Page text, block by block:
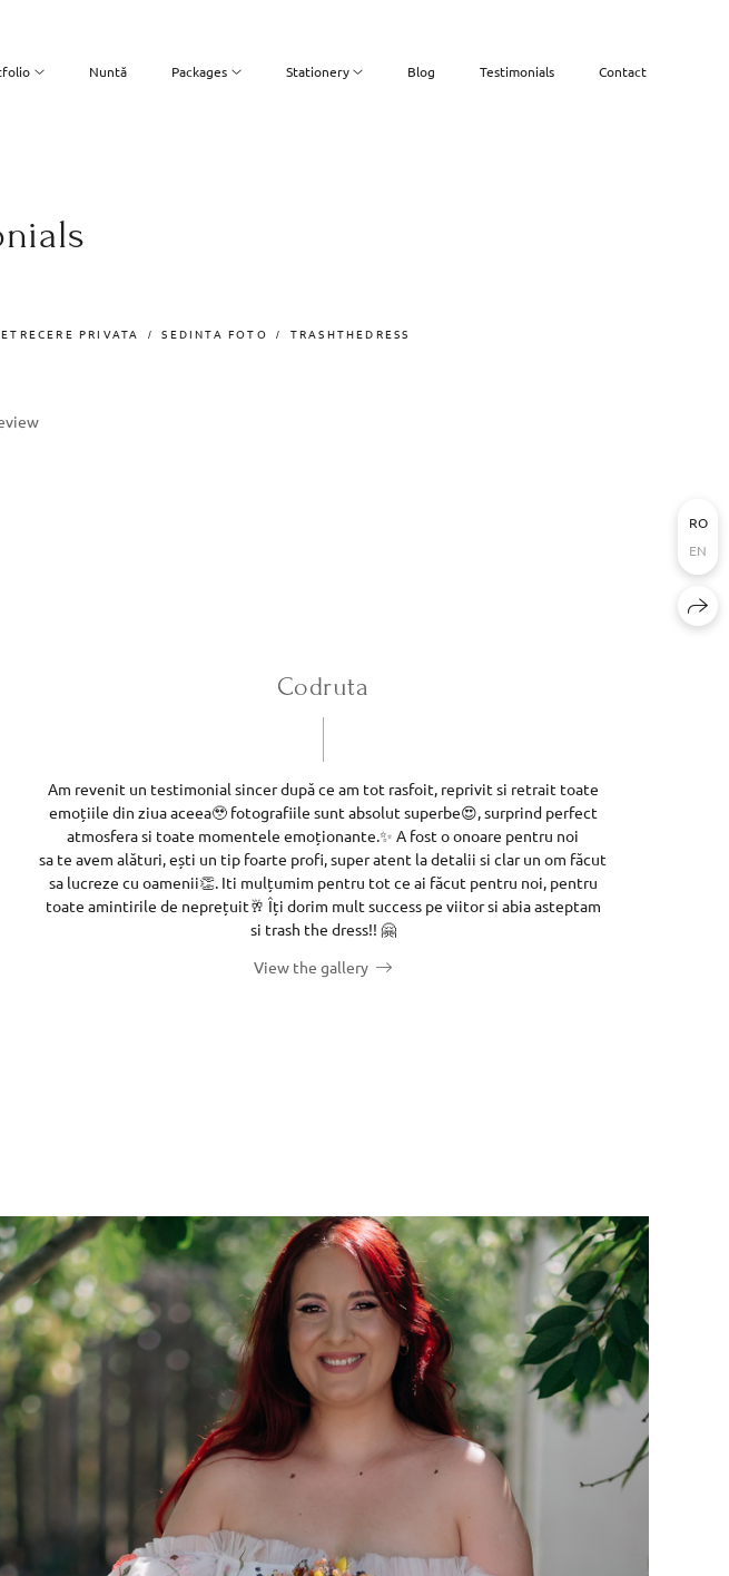
Nuntă Packages Stationery Blog Testimonials Contact
PRIVATA SEDINTA FOTO TRASHTHEDRESS
Codruta
Am revenit un testimonial sincer după ce am tot rasfoit, reprivit si retrait toate
emoțiile din ziua aceea🥹 fotografiile sunt absolut superbe😍, surprind perfect
atmosfera si toate momentele emoționante.✨️ A fost o onoare pentru noi
sa te avem alături, ești un tip foarte profi, super atent la detalii si clar un om făcut
sa lucreze cu oamenii👏. Iti mulțumim pentru tot ce ai făcut pentru noi, pentru
toate amintirile de neprețuit🥂 Îți dorim mult success pe viitor si abia asteptam
si trash the dress!! 🤗
View the gallery
RO
EN